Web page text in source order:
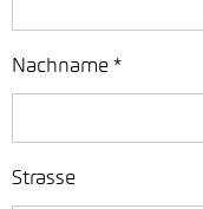
Nachname *
Strasse